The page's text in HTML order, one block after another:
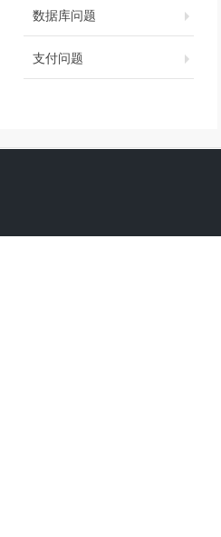
数据库问题
支付问题